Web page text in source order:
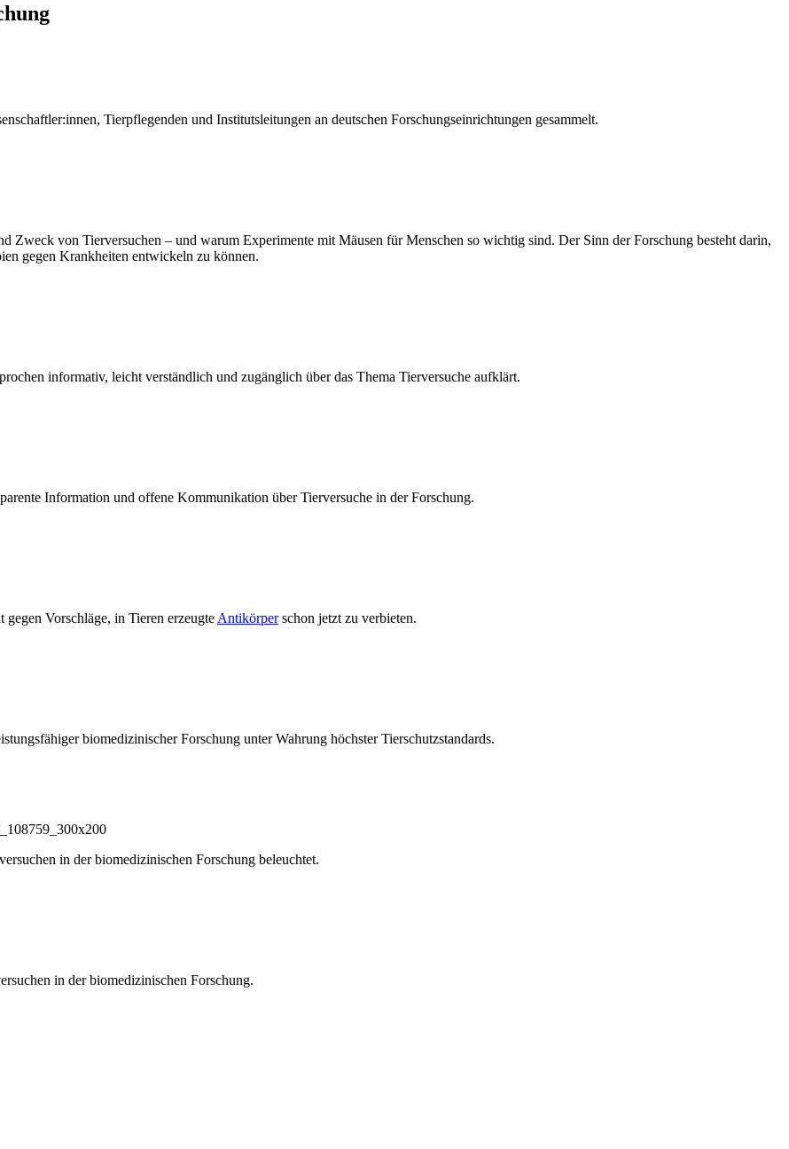
Tierpflegenden und Institutsleitungen an deutschen Forschungseinrichtungen gesammelt.
Zweck von Tierversuchen – und warum Experimente mit Mäusen für Menschen so wichtig sind. Der Sinn der Forschung besteht darin,
gegen Krankheiten entwickeln zu können.
informativ, leicht verständlich und zugänglich über das Thema Tierversuche aufklärt.
Information und offene Kommunikation über Tierversuche in der Forschung.
Vorschläge, in Tieren erzeugte Antikörperschon jetzt zu verbieten.
biomedizinischer Forschung unter Wahrung höchster Tierschutzstandards.
in der biomedizinischen Forschung beleuchtet.
in der biomedizinischen Forschung.